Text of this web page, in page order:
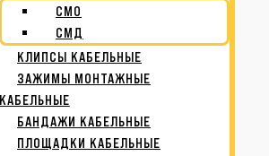
СМО
СМД
КЛИПСЫ КАБЕЛЬНЫЕ
ЗАЖИМЫ МОНТАЖНЫЕ
КАБЕЛЬНЫЕ
БАНДАЖИ КАБЕЛЬНЫЕ
ПЛОЩАДКИ КАБЕЛЬНЫЕ